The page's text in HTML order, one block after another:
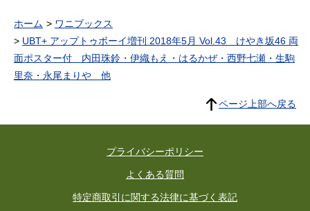
ホーム
ワニブックス
UBT+ アップトゥボーイ増刊 2018年5月 Vol.43 けやき坂46 両
面ポスター付 内田珠鈴・伊織もえ・はるかぜ・西野七瀬・生駒
里奈・永尾まりや 他
ページ上部へ戻る
プライバシーポリシー
よくある質問
特定商取引に関する法律に基づく表記